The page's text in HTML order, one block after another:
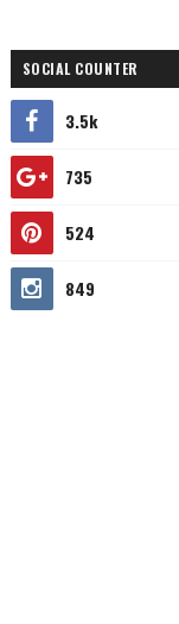
SOCIAL COUNTER
3.5k
735
524
849